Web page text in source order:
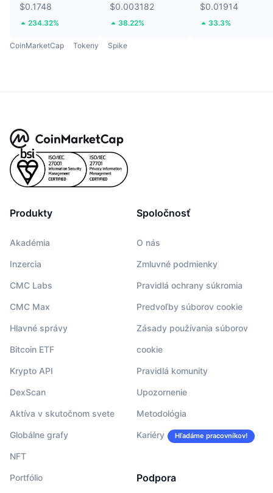
$0.1748
234.32%
$0.003182
38.22%
$0.01914
33.3%
CoinMarketCap Tokeny Spike
Produkty
Akadémia
Inzercia
CMC Labs
CMC Max
Hlavné správy
Bitcoin ETF
Krypto API
DexScan
Aktíva v skutočnom svete
Globálne grafy
NFT
Portfólio
Spoločnosť
O nás
Zmluvné podmienky
Pravidlá ochrany súkromia
Predvoľby súborov cookie
Zásady používania súborov
cookie
Pravidlá komunity
Upozornenie
Metodológia
Kariéry Hľadáme pracovníkov!
Podpora